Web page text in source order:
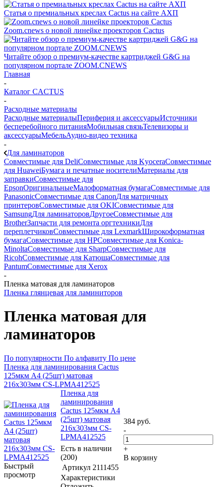
Статья о премиальных креслах Cactus на сайте АХП
Zoom.cnews о новой линейке проекторов Cactus
Читайте обзор о премиум-качестве картриджей G&G на
популярном портале ZOOM.CNEWS
Главная
-
Каталог CACTUS
-
Расходные материалы
Расходные материалыПериферия и аксессуарыИсточники
бесперебойного питанияМобильная связьТелевизоры и
аксессуарыМебельАудио-видео техника
-
Для ламинаторов
Совместимые для DeliСовместимые для KyoceraСовместимые
для HuaweiБумага и печатные носителиМатериалы для
заправкиСовместимые для
EpsonОригинальныеМалоформатная бумагаСовместимые для
PanasonicСовместимые для CanonДля матричных
принтеровСовместимые для OKIСовместимые для
SamsungДля ламинаторовДругоеСовместимые для
BrotherЗапчасти для ремонта оргтехникиДля
переплетчиковСовместимые для LexmarkШирокоформатная
бумагаСовместимые для HPСовместимые для Konica-
MinoltaСовместимые для SharpСовместимые для
RicohСовместимые для КатюшаСовместимые для
PantumСовместимые для Xerox
-
Пленка матовая для ламинаторов
Пленка глянцевая для ламиниторов
Пленка матовая для
ламинаторов
По популярности По алфавиту По цене
Пленка для ламинирования Cactus
125мкм A4 (25шт) матовая
216x303мм CS-LPMА412525
Быстрый
просмотр
Пленка для
ламинирования
Cactus 125мкм A4
(25шт) матовая
216x303мм CS-
LPMА412525
Есть в наличии
(200)
Артикул 2111455
Характеристики
384 руб.
-
+
В корзину